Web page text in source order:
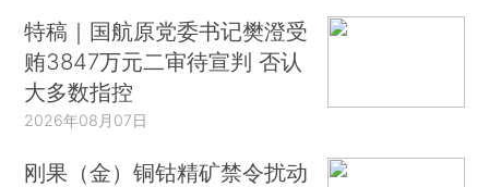
特稿｜国航原党委书记樊澄受
贿3847万元二审待宣判 否认
大多数指控
2026年08月07日
刚果（金）铜钴精矿禁令扰动